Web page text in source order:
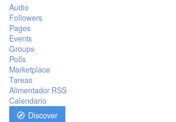
Audio
Followers
Pages
Events
Groups
Polls
Marketplace
Tareas
Alimentador RSS
Calendario
Discover